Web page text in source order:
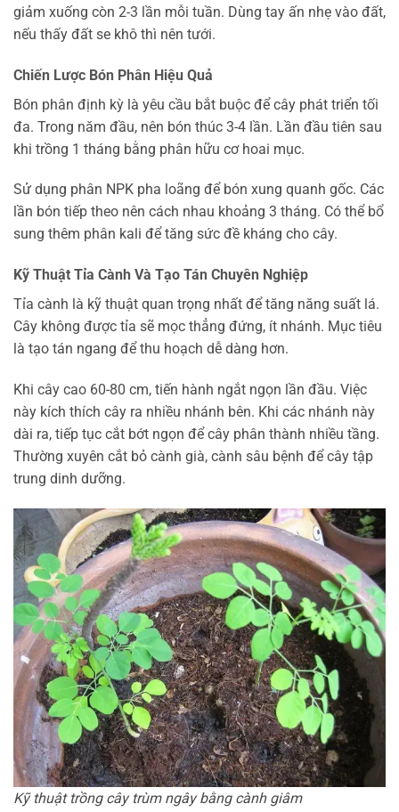
giảm xuống còn 2-3 lần mỗi tuần. Dùng tay ấn nhẹ vào đất,
nếu thấy đất se khô thì nên tưới.
Chiến Lược Bón Phân Hiệu Quả
Bón phân định kỳ là yêu cầu bắt buộc để cây phát triển tối
đa. Trong năm đầu, nên bón thúc 3-4 lần. Lần đầu tiên sau
khi trồng 1 tháng bằng phân hữu cơ hoai mục.
Sử dụng phân NPK pha loãng để bón xung quanh gốc. Các
lần bón tiếp theo nên cách nhau khoảng 3 tháng. Có thể bổ
sung thêm phân kali để tăng sức đề kháng cho cây.
Kỹ Thuật Tỉa Cành Và Tạo Tán Chuyên Nghiệp
Tỉa cành là kỹ thuật quan trọng nhất để tăng năng suất lá.
Cây không được tỉa sẽ mọc thẳng đứng, ít nhánh. Mục tiêu
là tạo tán ngang để thu hoạch dễ dàng hơn.
Khi cây cao 60-80 cm, tiến hành ngắt ngọn lần đầu. Việc
này kích thích cây ra nhiều nhánh bên. Khi các nhánh này
dài ra, tiếp tục cắt bớt ngọn để cây phân thành nhiều tầng.
Thường xuyên cắt bỏ cành già, cành sâu bệnh để cây tập
trung dinh dưỡng.
Kỹ thuật trồng cây trùm ngây bằng cành giâm